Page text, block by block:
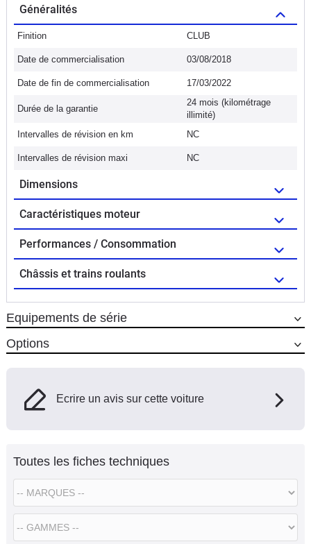
Généralités
Finition CLUB
Date de commercialisation 03/08/2018
Date de fin de commercialisation 17/03/2022
Durée de la garantie
24 mois (kilométrage
illimité)
Intervalles de révision en km
NC
Intervalles de révision maxi NC
Dimensions
Caractéristiques moteur
Performances / Consommation
Châssis et trains roulants
Equipements de série
Options
Ecrire un avis sur cette voiture
Toutes les fiches techniques